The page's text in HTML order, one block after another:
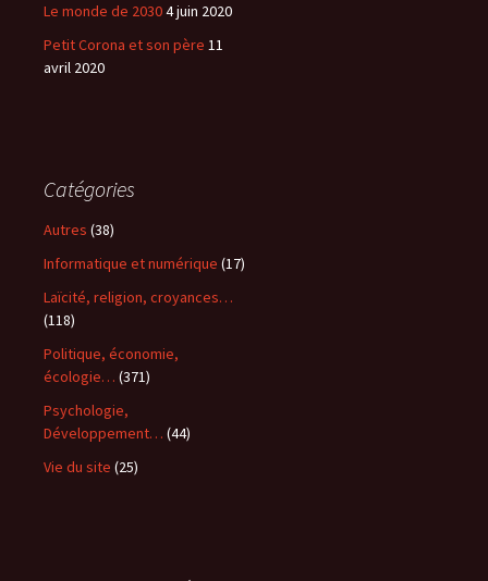
Le monde de 20304 juin 2020
Petit Corona et son père 11
avril 2020
Catégories
Autres (38)
Informatique et numérique (17)
Laïcité, religion, croyances…
(118)
Politique, économie,
écologie… (371)
Psychologie,
Développement… (44)
Vie du site (25)